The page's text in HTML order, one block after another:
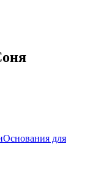
Основания для